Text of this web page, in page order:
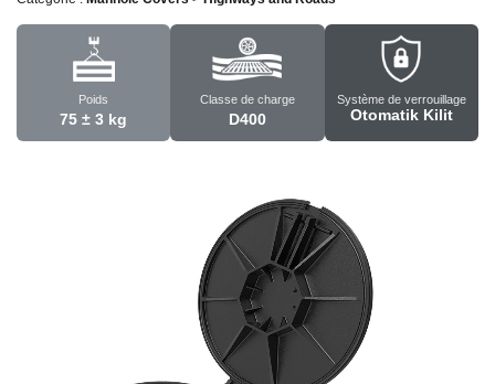
Poids
75 ± 3 kg
Classe de charge
D400
Système de verrouillage
Otomatik Kilit